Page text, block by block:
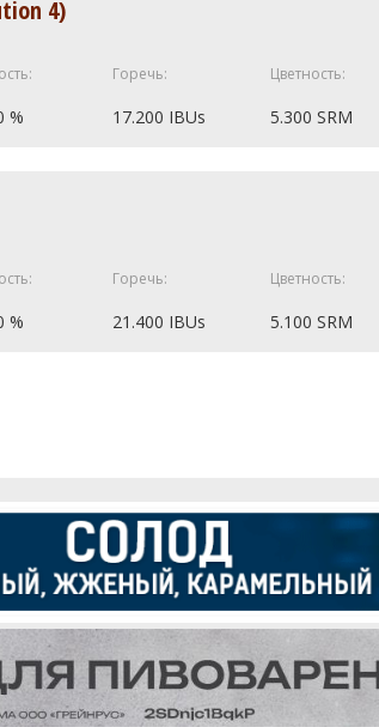
SRM)
#M27)
4)
Горечь: Цветность:
% 17.200 IBUs 5.300 SRM
33.17 г
Горечь: Цветность:
% 21.400 IBUs 5.100 SRM
0.95 кг
Northern
59.53 г
29.77 г